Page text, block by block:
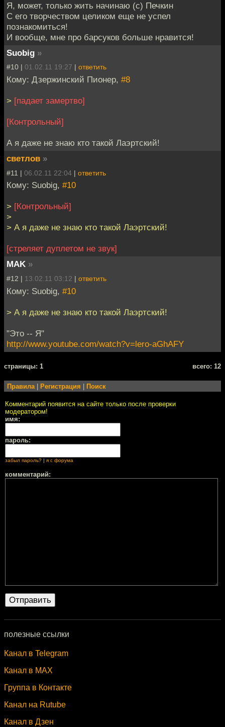
Я, может, только жить начинаю (с) Печкин
С его творчеством целиком еще не успел
познакомиться!
И вообще, мне про барсуков больше нравится!
Suobig »
#10 | 01.02.11 19:27 | ответить
Кому: Дзержинский Пионер, #8
> [падает замертво]
[Контрольный]
А я даже не знаю кто такой Лаэртский!
светлов »
#11 | 06.02.11 22:04 | ответить
Кому: Suobig, #10
> [Контрольный]
>
> А я даже не знаю кто такой Лаэртский!
[стреляет дуплетом не звук]
MAK »
#12 | 13.02.11 03:12 | ответить
Кому: Suobig, #10
> А я даже не знаю кто такой Лаэртский!
"Это -- Я"
http://www.youtube.com/watch?v=lero-aGhAFY
cтраницы: 1 всего: 12
Правила | Регистрация | Поиск
Комментарий появится на сайте только после проверки
модератором!
имя:
пароль:
забыл пароль? | я с форума
комментарий:
полезные ссылки
Канал в Telegram
Канал в MAX
Группа в Контакте
Канал на Rutube
Канал в Дзен